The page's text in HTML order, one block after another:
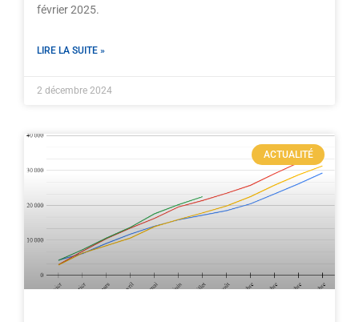
février 2025.
LIRE LA SUITE »
2 décembre 2024
ACTUALITÉ